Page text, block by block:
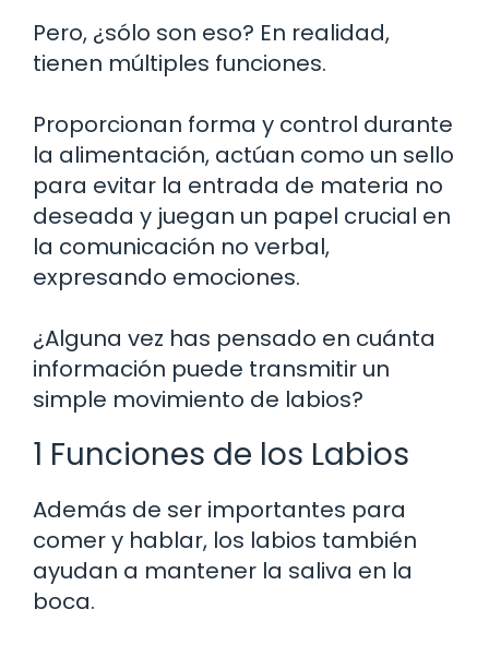
Pero, ¿sólo son eso? En realidad,
tienen múltiples funciones.
Proporcionan forma y control durante
la alimentación, actúan como un sello
para evitar la entrada de materia no
deseada y juegan un papel crucial en
la comunicación no verbal,
expresando emociones.
¿Alguna vez has pensado en cuánta
información puede transmitir un
simple movimiento de labios?
1 Funciones de los Labios
Además de ser importantes para
comer y hablar, los labios también
ayudan a mantener la saliva en la
boca.